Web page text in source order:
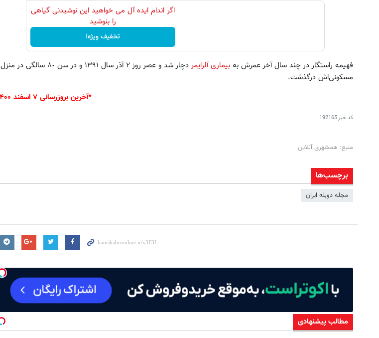
اگر اندام ایده آل می خواهید این نوشیدنی گیاهی
را بنوشید
تخفیف ویژه!
فهیمه راستگار در چند سال آخر عمرش به بیماری آلزایمر
دچار شد و عصر روز ٢ آذر سال ١٣٩١ و در سن ٨٠ سالگی در منزل
مسکونی‌اش درگذشت.
*آخرین بروزرسانی ۷ اسفند ۱۴۰۰
کد خبر192165
منبع: همشهری آنلاین
برچسب‌ها
مجله دوبله ایران
مطالب پیشنهادی
درخواست اعتبار
درخواست فروش